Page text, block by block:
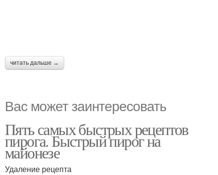
читать дальше →
Вас может заинтересовать
Пять самых быстрых рецептов
пирога. Быстрый пирог на
майонезе
Удаление рецепта